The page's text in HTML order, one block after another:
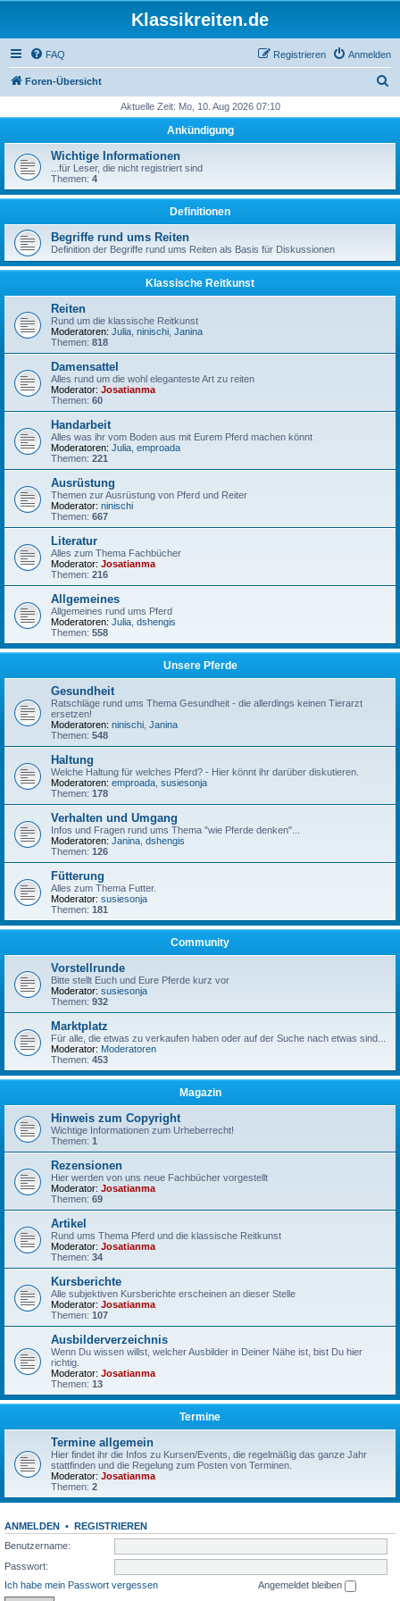
Klassikreiten.de
FAQ Anmelden
Registrieren
Foren-Übersicht
h
Aktuelle Zeit: Mo, 10. Aug 2026 07:10
Ankündigung
Wichtige Informationen
...für Leser, die nicht registriert sind
Themen: 4
Definitionen
Begriffe rund ums Reiten
Definition der Begriffe rund ums Reiten als Basis für Diskussionen
Klassische Reitkunst
Reiten
Rund um die klassische Reitkunst
Moderatoren: Julia ninischi Janina
Themen: 818
Damensattel
Alles rund um die wohl eleganteste Art zu reiten
Moderator: Josatianma
Themen: 60
Handarbeit
Alles was ihr vom Boden aus mit Eurem Pferd machen könnt
Moderatoren: Julia emproada
Themen: 221
Ausrüstung
Themen zur Ausrüstung von Pferd und Reiter
Moderator: ninischi
Themen: 667
Literatur
Alles zum Thema Fachbücher
Moderator: Josatianma
Themen: 216
Allgemeines
Allgemeines rund ums Pferd
Moderatoren: Julia dshengis
Themen: 558
Unsere Pferde
Gesundheit
Ratschläge rund ums Thema Gesundheit - die allerdings keinen Tierarzt
ersetzen!
Moderatoren: ninischi Janina
Themen: 548
Haltung
Welche Haltung für welches Pferd? - Hier könnt ihr darüber diskutieren.
Moderatoren: emproada susiesonja
Themen: 178
Verhalten und Umgang
Infos und Fragen rund ums Thema "wie Pferde denken"...
Moderatoren: Janina dshengis
Themen: 126
Fütterung
Alles zum Thema Futter.
Moderator: susiesonja
Themen: 181
Community
Vorstellrunde
Bitte stellt Euch und Eure Pferde kurz vor
Moderator: susiesonja
Themen: 932
Marktplatz
Für alle, die etwas zu verkaufen haben oder auf der Suche nach etwas sind...
Moderator: Moderatoren
Themen: 453
Magazin
Hinweis zum Copyright
Wichtige Informationen zum Urheberrecht!
Themen: 1
Rezensionen
Hier werden von uns neue Fachbücher vorgestellt
Moderator: Josatianma
Themen: 69
Artikel
Rund ums Thema Pferd und die klassische Reitkunst
Moderator: Josatianma
Themen: 34
Kursberichte
Alle subjektiven Kursberichte erscheinen an dieser Stelle
Moderator: Josatianma
Themen: 107
Ausbilderverzeichnis
Wenn Du wissen willst, welcher Ausbilder in Deiner Nähe ist, bist Du hier
richtig.
Moderator: Josatianma
Themen: 13
Termine
Termine allgemein
Hier findet ihr die Infos zu Kursen/Events, die regelmäßig das ganze Jahr
stattfinden und die Regelung zum Posten von Terminen.
Moderator: Josatianma
Themen: 2
ANMELDEN • REGISTRIEREN
Benutzername:
Passwort:
Ich habe mein Passwort vergessen
Angemeldet bleiben